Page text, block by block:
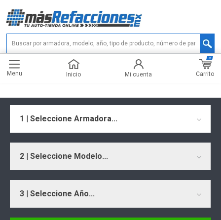
Menu Inicio Mi cuenta Carrito
0
1 | Seleccione Armadora...
2 | Seleccione Modelo...
3 | Seleccione Año...